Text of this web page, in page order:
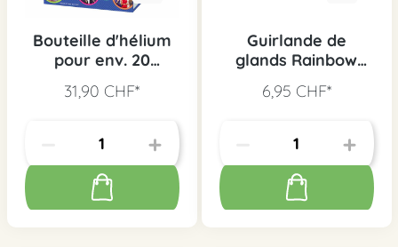
Bouteille d'hélium
pour env. 20
31,90 CHF*
Guirlande de
glands Rainbow
6,95 CHF*